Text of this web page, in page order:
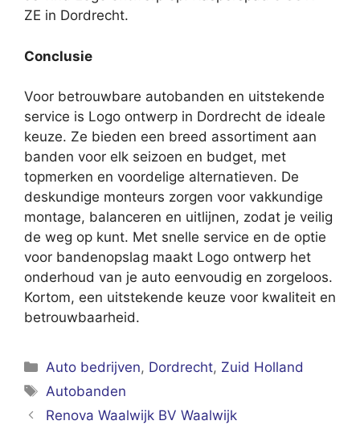
ZE in Dordrecht.
Conclusie
Voor betrouwbare autobanden en uitstekende
service is Logo ontwerp in Dordrecht de ideale
keuze. Ze bieden een breed assortiment aan
banden voor elk seizoen en budget, met
topmerken en voordelige alternatieven. De
deskundige monteurs zorgen voor vakkundige
montage, balanceren en uitlijnen, zodat je veilig
de weg op kunt. Met snelle service en de optie
voor bandenopslag maakt Logo ontwerp het
onderhoud van je auto eenvoudig en zorgeloos.
Kortom, een uitstekende keuze voor kwaliteit en
betrouwbaarheid.
Categorieën
Auto bedrijven, Dordrecht, Zuid Holland
Tags
Autobanden
Renova Waalwijk BV Waalwijk